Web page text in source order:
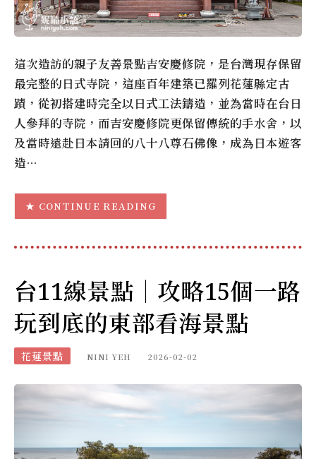
這次造訪的親子友善景點吉安慶修院，是台灣現存保留
最完整的日式寺院，這座百年建築已羅列花蓮縣定古
蹟，從初搭建時完全以日式工法鑄造，並為當時在台日
人參拜的寺院，而吉安慶修院更保留傳統的手水舍，以
及當時遠赴日本請回的八十八尊石佛像，成為日本遊客
造…
CONTINUE READING
台11線景點｜攻略15個一路
玩到底的東部看海景點
花蓮景點 NINI YEH 2026-02-02